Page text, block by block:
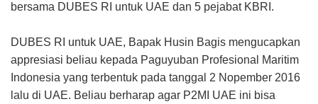
bersama DUBES RI untuk UAE dan 5 pejabat KBRI.
DUBES RI untuk UAE, Bapak Husin Bagis mengucapkan
appresiasi beliau kepada Paguyuban Profesional Maritim
Indonesia yang terbentuk pada tanggal 2 Nopember 2016
lalu di UAE. Beliau berharap agar P2MI UAE ini bisa